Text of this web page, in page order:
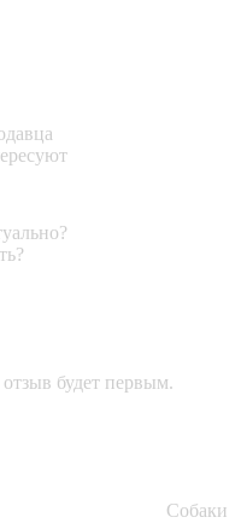
будет первым.
Собаки